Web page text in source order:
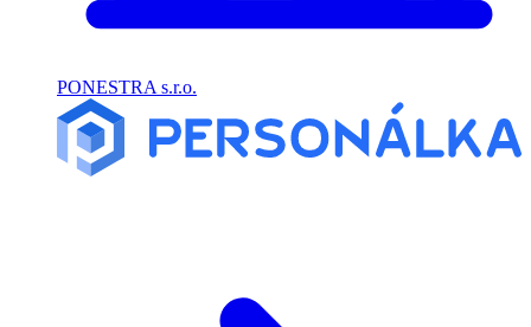
PONESTRA s.r.o.